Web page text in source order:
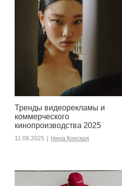
Тренды видеорекламы и
коммерческого
кинопроизводства 2025
11.08.2025 Нина Конская